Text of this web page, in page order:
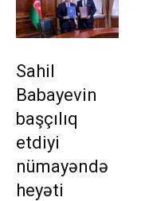
Sahil
Babayevin
başçılıq
etdiyi
nümayəndə
heyəti